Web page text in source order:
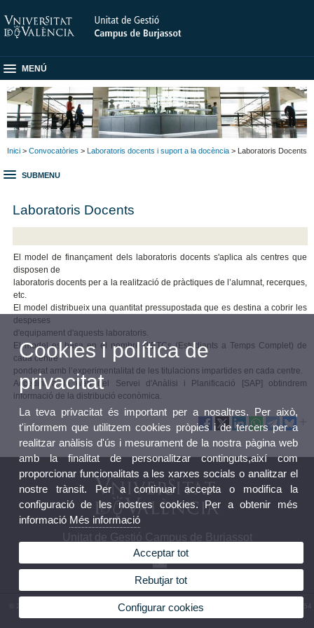
MENÚ
Inici > Convocatòries > Laboratoris docents i suport a la docència > Laboratoris Docents
SUBMENU
Laboratoris Docents
El model de finançament dels laboratoris docents s'aplica als centres que
disposen de
laboratoris docents per a la realització de pràctiques de l’alumnat, recerques,
etc.
El model distribueix una quantitat pressupostada que es destina a cobrir les
despeses
d'equipament d'aquests laboratoris.
El model es basa en el nombre d’ETCs (Estudiants a Temps Complet) de
cada centre
ponderat amb l’experimentalitat de les titulacions impartides en cada centre.
Accedint a la web del Servei d'Anàlisi i Planificació [SAP] obtindrem
informació de la distribució econòmica.
Unitat de Gestió Campus de Burjassot
© 2026 UV. - Av. Vicent Andrés Estellés, 19. 46100 Burjassot. València. Telèfon: (+34) 96 354
Cookies i política de
privacitat
La teva privacitat és important per a nosaltres. Per això,
t'informem que utilitzem cookies pròpies i de tercers per a
realitzar anàlisis d'ús i mesurament de la nostra pàgina web
amb la finalitat de personalitzar continguts,així com
proporcionar funcionalitats a les xarxes socials o analitzar el
nostre trànsit. Per a continuar accepta o modifica la
configuració de les nostres cookies. Per a obtenir més
informació Més informació
Acceptar tot
Rebutjar tot
Configurar cookies